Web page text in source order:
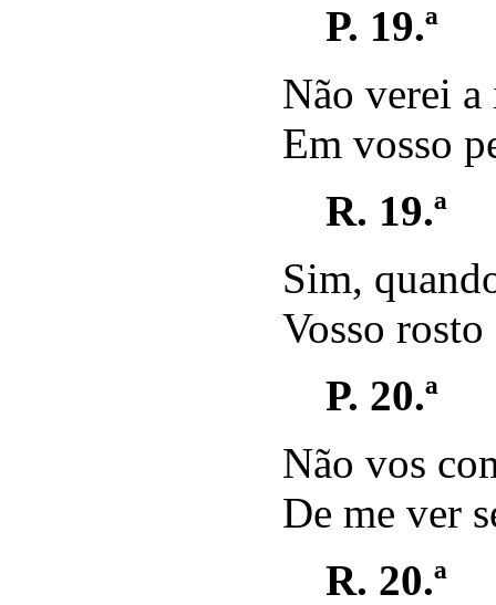
P. 19.ª
Não verei
Em vosso
R. 19.ª
Sim,
Vosso
P. 20.ª
Não vos
De me ver
R. 20.ª